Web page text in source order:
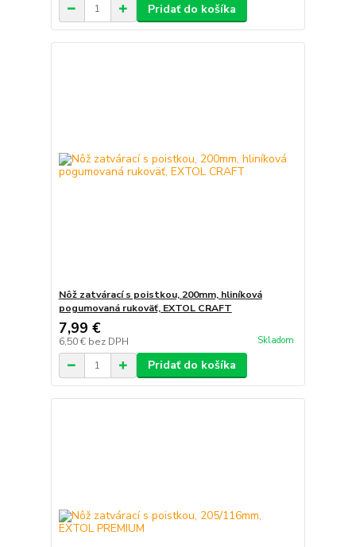
Pridať do košíka
Nôž zatvárací s poistkou, 200mm, hliníková
pogumovaná rukoväť, EXTOL CRAFT
7,99 €
6,50 € bez DPH Skladom
Pridať do košíka